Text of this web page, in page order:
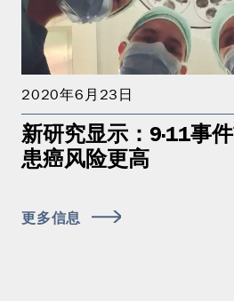
2020年6月23日
新研究显示：9·11事
患癌风险更高
更多信息